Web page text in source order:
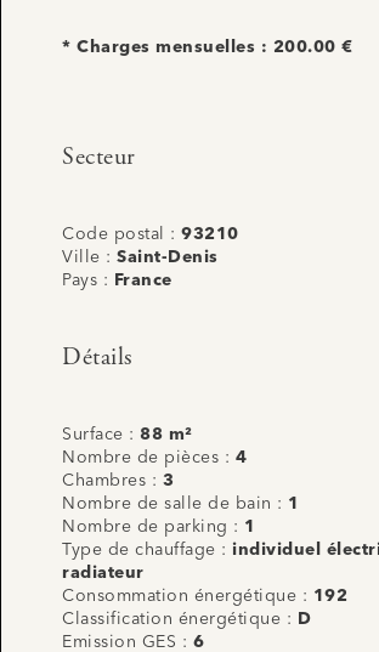
* Charges mensuelles : 200.00 €
Secteur
Code postal : 93210
Ville : Saint-Denis
Pays :
France
Détails
Surface : 88 m²
Nombre de pièces : 4
Chambres : 3
Nombre de salle de bain : 1
Nombre de parking : 1
Type de chauffage : individuel
radiateur
Consommation énergétique : 192
Classification énergétique :
D
Emission GES : 6